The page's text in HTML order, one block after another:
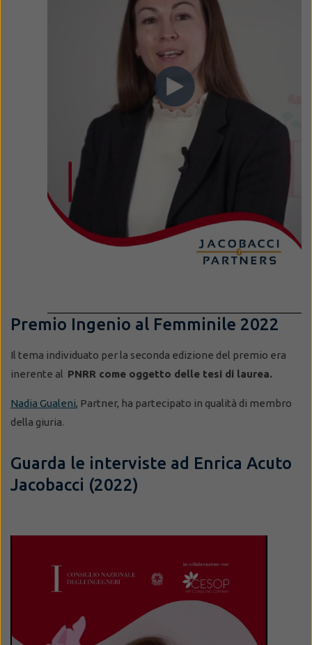
Premio Ingenio al Femminile 2022
Il tema individuato per la seconda edizione del premio era
inerente al PNRR come oggetto delle tesi di laurea.
Nadia Gualeni, Partner, ha partecipato in qualità di membro
della giuria.
Guarda le interviste ad Enrica Acuto
Jacobacci (2022)